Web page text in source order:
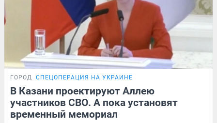
ГОРОД СПЕЦОПЕРАЦИЯ НА УКРАИНЕ
В Казани проектируют Аллею
участников СВО. А пока установят
временный мемориал